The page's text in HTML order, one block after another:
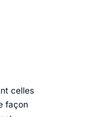
celles
façon